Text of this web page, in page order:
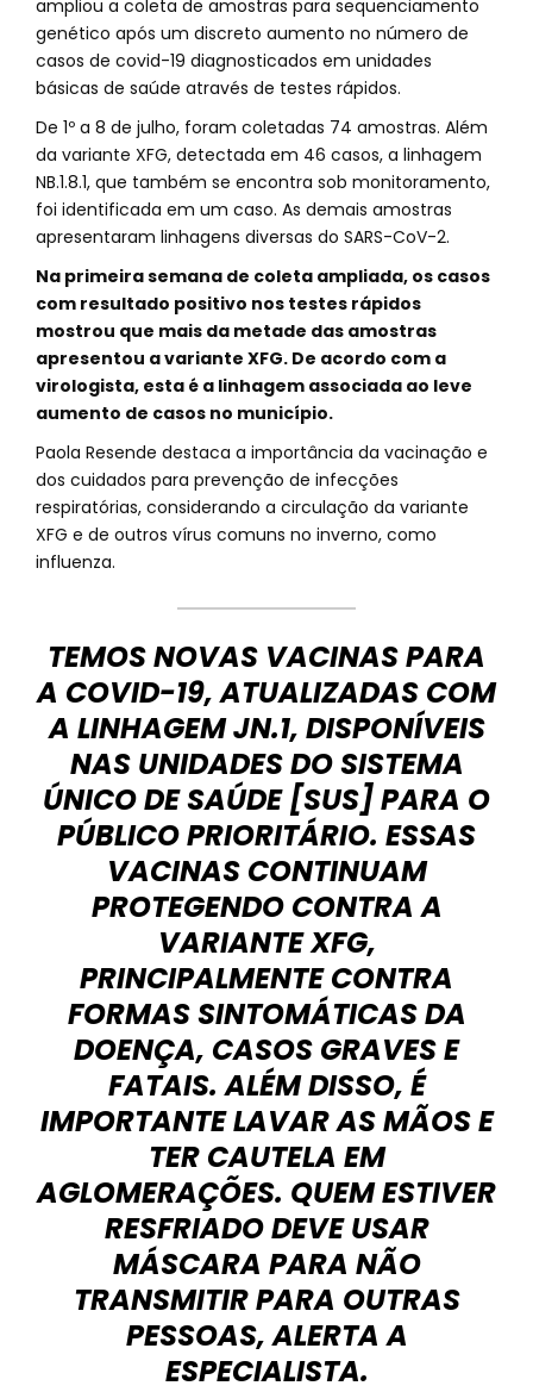
ampliou a coleta de amostras para sequenciamento
genético após um discreto aumento no número de
casos de covid-19 diagnosticados em unidades
básicas de saúde através de testes rápidos.
De 1º a 8 de julho, foram coletadas 74 amostras. Além
da variante XFG, detectada em 46 casos, a linhagem
NB.1.8.1, que também se encontra sob monitoramento,
foi identificada em um caso. As demais amostras
apresentaram linhagens diversas do SARS-CoV-2.
Na primeira semana de coleta ampliada, os casos
com resultado positivo nos testes rápidos
mostrou que mais da metade das amostras
apresentou a variante XFG. De acordo com a
virologista, esta é a linhagem associada ao leve
aumento de casos no município.
Paola Resende destaca a importância da vacinação e
dos cuidados para prevenção de infecções
respiratórias, considerando a circulação da variante
XFG e de outros vírus comuns no inverno, como
influenza.
TEMOS NOVAS VACINAS PARA
A COVID-19, ATUALIZADAS COM
A LINHAGEM JN.1, DISPONÍVEIS
NAS UNIDADES DO SISTEMA
ÚNICO DE SAÚDE [SUS] PARA O
PÚBLICO PRIORITÁRIO. ESSAS
VACINAS CONTINUAM
PROTEGENDO CONTRA A
VARIANTE XFG,
PRINCIPALMENTE CONTRA
FORMAS SINTOMÁTICAS DA
DOENÇA, CASOS GRAVES E
FATAIS. ALÉM DISSO, É
IMPORTANTE LAVAR AS MÃOS E
TER CAUTELA EM
AGLOMERAÇÕES. QUEM ESTIVER
RESFRIADO DEVE USAR
MÁSCARA PARA NÃO
TRANSMITIR PARA OUTRAS
PESSOAS, ALERTA A
ESPECIALISTA.